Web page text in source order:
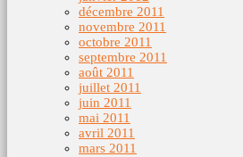
décembre 2011
novembre 2011
octobre 2011
septembre 2011
août 2011
juillet 2011
juin 2011
mai 2011
avril 2011
mars 2011